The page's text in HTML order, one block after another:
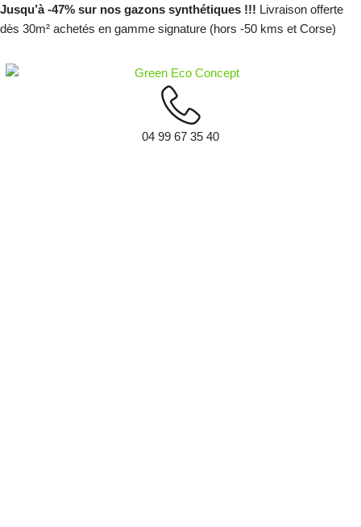
au
Jusqu’à -47% sur nos gazons synthétiques !!! Livraison offerte
dès 30m² achetés en gamme signature (hors -50 kms et Corse)
04 99 67 35 40